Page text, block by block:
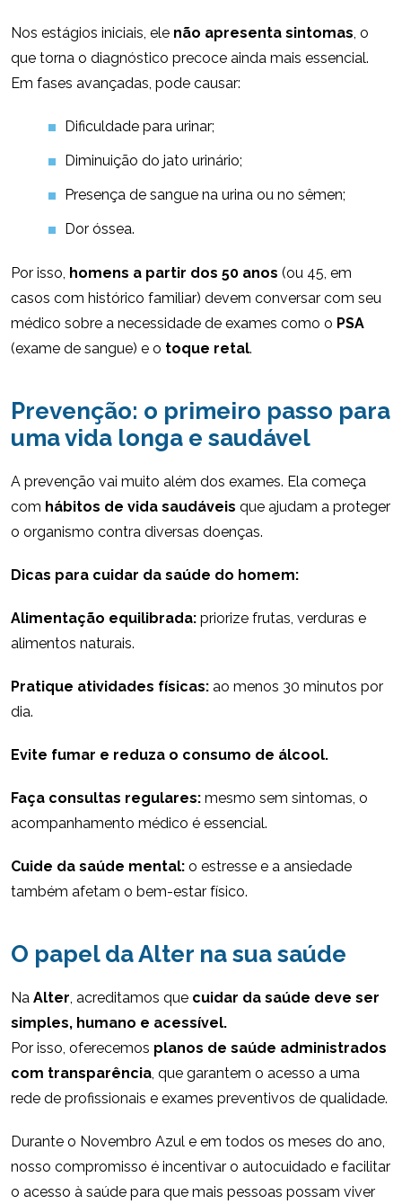
Nos estágios iniciais, ele não apresenta sintomas, o
que torna o diagnóstico precoce ainda mais essencial.
Em fases avançadas, pode causar:
Dificuldade para urinar;
Diminuição do jato urinário;
Presença de sangue na urina ou no sêmen;
Dor óssea.
Por isso, homens a partir dos 50 anos (ou 45, em
casos com histórico familiar) devem conversar com seu
médico sobre a necessidade de exames como o PSA
(exame de sangue) e o toque retal.
Prevenção: o primeiro passo para
uma vida longa e saudável
A prevenção vai muito além dos exames. Ela começa
com hábitos de vida saudáveis que ajudam a proteger
o organismo contra diversas doenças.
Dicas para cuidar da saúde do homem:
Alimentação equilibrada: priorize frutas, verduras e
alimentos naturais.
Pratique atividades físicas: ao menos 30 minutos por
dia.
Evite fumar e reduza o consumo de álcool.
Faça consultas regulares: mesmo sem sintomas, o
acompanhamento médico é essencial.
Cuide da saúde mental: o estresse e a ansiedade
também afetam o bem-estar físico.
O papel da Alter na sua saúde
Na Alter, acreditamos que cuidar da saúde deve ser
simples, humano e acessível.
Por isso, oferecemos planos de saúde administrados
com transparência, que garantem o acesso a uma
rede de profissionais e exames preventivos de qualidade.
Durante o Novembro Azul e em todos os meses do ano,
nosso compromisso é incentivar o autocuidado e facilitar
o acesso à saúde para que mais pessoas possam viver